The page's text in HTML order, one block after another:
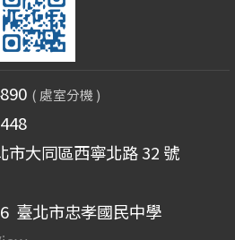
( 處室分機 )
市大同區西寧北路 32 號
臺北市忠孝國民中學